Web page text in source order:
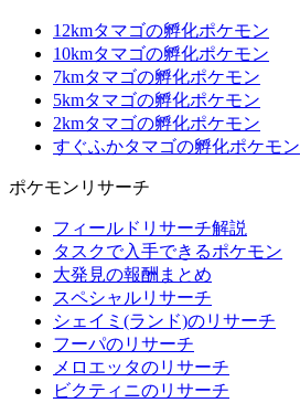
12kmタマゴの孵化ポケモン
10kmタマゴの孵化ポケモン
7kmタマゴの孵化ポケモン
5kmタマゴの孵化ポケモン
2kmタマゴの孵化ポケモン
すぐふかタマゴの孵化ポケモン
ポケモンリサーチ
フィールドリサーチ解説
タスクで入手できるポケモン
大発見の報酬まとめ
スペシャルリサーチ
シェイミ(ランド)のリサーチ
フーパのリサーチ
メロエッタのリサーチ
ビクティニのリサーチ